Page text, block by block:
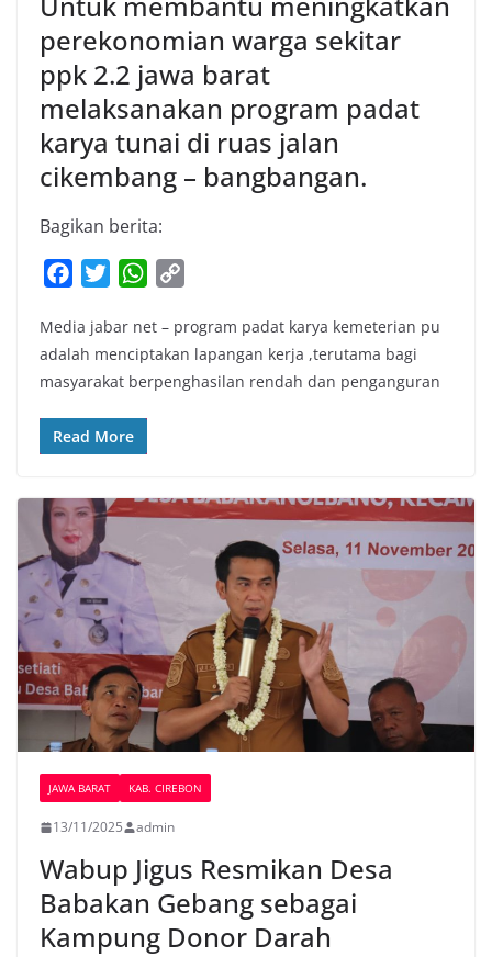
perekonomian warga sekitar
ppk 2.2 jawa barat
melaksanakan program padat
karya tunai di ruas jalan
cikembang – bangbangan.
Bagikan berita:
c
e
b
o
o
i
t
t
e
r
W
a
t
s
p
y
L
Media jabar net – program padat karya kemeterian pu
adalah menciptakan lapangan kerja ,terutama bagi
masyarakat berpenghasilan rendah dan penganguran
Read More
JAWA BARAT KAB. CIREBON
13/11/2025 admin
Wabup Jigus Resmikan Desa
Babakan Gebang sebagai
Kampung Donor Darah